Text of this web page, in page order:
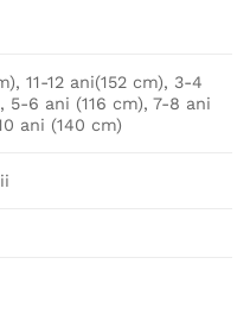
11-12 ani(152 cm), 3-4
5-6 ani (116 cm), 7-8 ani
ani (140 cm)